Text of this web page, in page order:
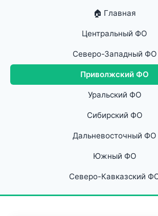
🏠 Главная
Центральный ФО
Северо-Западный ФО
Приволжский ФО
Уральский ФО
Сибирский ФО
Дальневосточный ФО
Южный ФО
Северо-Кавказский